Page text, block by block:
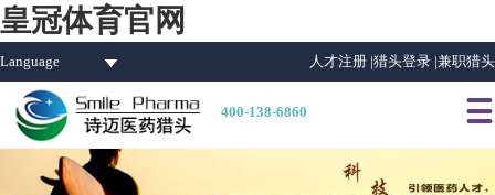
皇冠体育官网
Language 人才注册 |猎头登录 |兼职猎头
400-138-6860 